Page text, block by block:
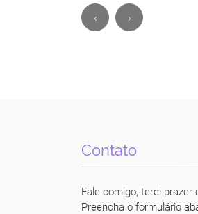
‹ ›
Contato
Fale comigo, terei prazer
Preencha o formulário